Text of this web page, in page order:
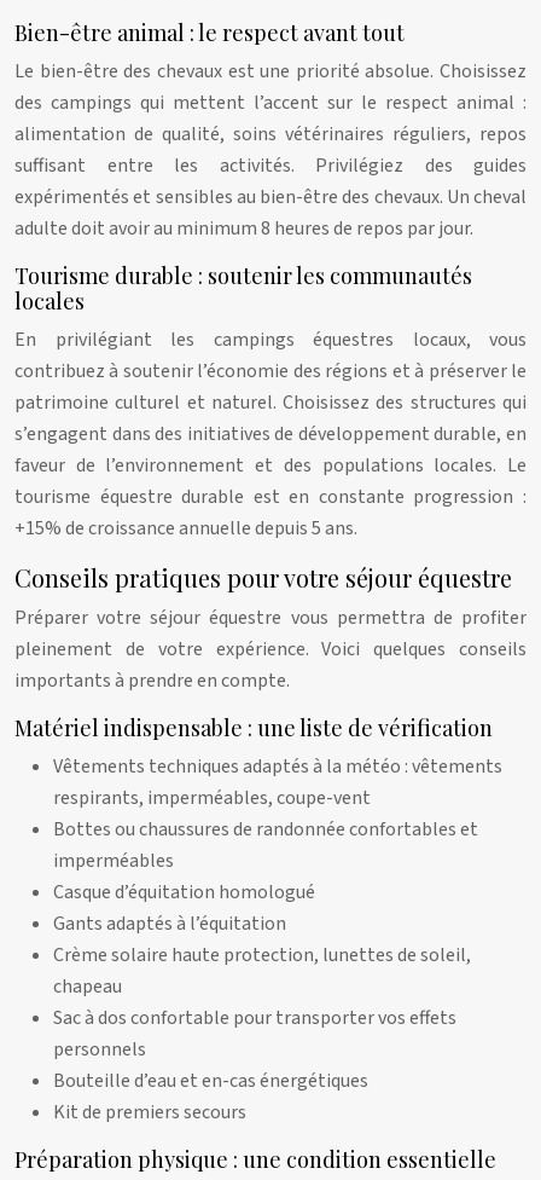
Bien-être animal : le respect avant tout
Le bien-être des chevaux est une priorité absolue. Choisissez
des campings qui mettent l’accent sur le respect animal :
alimentation de qualité, soins vétérinaires réguliers, repos
suffisant entre les activités. Privilégiez des guides
expérimentés et sensibles au bien-être des chevaux. Un cheval
adulte doit avoir au minimum 8 heures de repos par jour.
Tourisme durable : soutenir les communautés
locales
En privilégiant les campings équestres locaux, vous
contribuez à soutenir l’économie des régions et à préserver le
patrimoine culturel et naturel. Choisissez des structures qui
s’engagent dans des initiatives de développement durable, en
faveur de l’environnement et des populations locales. Le
tourisme équestre durable est en constante progression :
+15% de croissance annuelle depuis 5 ans.
Conseils pratiques pour votre séjour équestre
Préparer votre séjour équestre vous permettra de profiter
pleinement de votre expérience. Voici quelques conseils
importants à prendre en compte.
Matériel indispensable : une liste de vérification
Vêtements techniques adaptés à la météo : vêtements
respirants, imperméables, coupe-vent
Bottes ou chaussures de randonnée confortables et
imperméables
Casque d’équitation homologué
Gants adaptés à l’équitation
Crème solaire haute protection, lunettes de soleil,
chapeau
Sac à dos confortable pour transporter vos effets
personnels
Bouteille d’eau et en-cas énergétiques
Kit de premiers secours
Préparation physique : une condition essentielle